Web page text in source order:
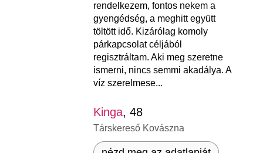
rendelkezem, fontos nekem a
gyengédség, a meghitt együtt
töltött idő. Kizárólag komoly
párkapcsolat céljából
regisztráltam. Aki meg szeretne
ismerni, nincs semmi akadálya. A
víz szerelmese...
Kinga, 48
Társkereső Kovászna